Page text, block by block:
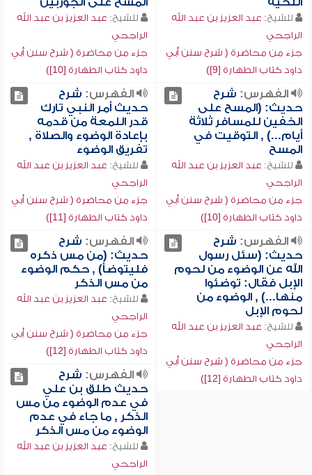
للشيخ: عبد العزيز بن عبد الله
الراجحي
جزء من محاضرة ( شرح سنن أبي
داود كتاب الطهارة [9])
للشيخ: عبد العزيز بن عبد الله
الراجحي
جزء من محاضرة ( شرح سنن أبي
داود كتاب الطهارة [10])
الفهرس: شرح
حديث: (المسح على
الخفين للمسافر ثلاثة
أيام...) , التوقيت في
المسح
للشيخ: عبد العزيز بن عبد الله
الراجحي
جزء من محاضرة ( شرح سنن أبي
داود كتاب الطهارة [10])
الفهرس: شرح
حديث أمر النبي تارك
قدر اللمعة من قدمه
بإعادة الوضوء والصلاة ,
تفريق الوضوء
للشيخ: عبد العزيز بن عبد الله
الراجحي
جزء من محاضرة ( شرح سنن أبي
داود كتاب الطهارة [11])
الفهرس: شرح
حديث: (سئل رسول
الله عن الوضوء من لحوم
الإبل فقال: توضئوا
منها...) , الوضوء من
لحوم الإبل
للشيخ: عبد العزيز بن عبد الله
الراجحي
جزء من محاضرة ( شرح سنن أبي
داود كتاب الطهارة [12])
الفهرس: شرح
حديث: (من مس ذكره
فليتوضأ) , حكم الوضوء
من مس الذكر
للشيخ: عبد العزيز بن عبد الله
الراجحي
جزء من محاضرة ( شرح سنن أبي
داود كتاب الطهارة [12])
الفهرس: شرح
حديث طلق بن علي
في عدم الوضوء من مس
الذكر , ما جاء في عدم
الوضوء من مس الذكر
للشيخ: عبد العزيز بن عبد الله
الراجحي